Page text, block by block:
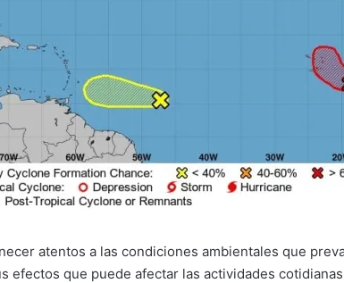
atentos a las condiciones ambientales que
efectos que puede afectar las actividades